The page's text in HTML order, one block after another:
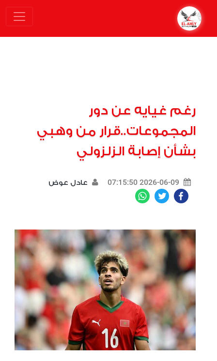
رغم غيايه عن دور
المجموعات..قرار من وهبي
بشأن إصابة الزلزولي
2026-06-09 07:15:50 عادل عوض
Facebook
Twitter